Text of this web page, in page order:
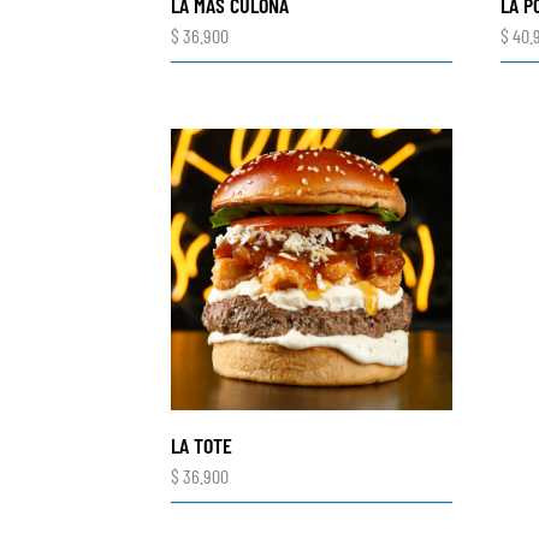
$ 36.900 $
LA TOTE
$ 36.900